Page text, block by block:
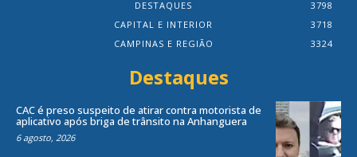
DESTAQUES
3798
CAPITAL E INTERIOR
3718
CAMPINAS E REGIÃO
3324
Destaques
CAC é preso suspeito de atirar contra motorista de
aplicativo após briga de trânsito na Anhanguera
6 agosto, 2026